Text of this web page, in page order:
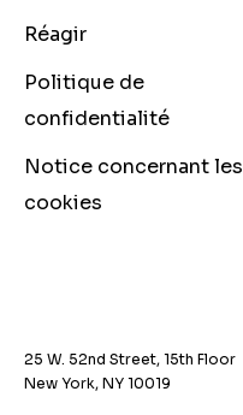
Réagir
Politique de
confidentialité
Notice concernant les
cookies
25 W. 52nd Street, 15th Floor
New York, NY 10019